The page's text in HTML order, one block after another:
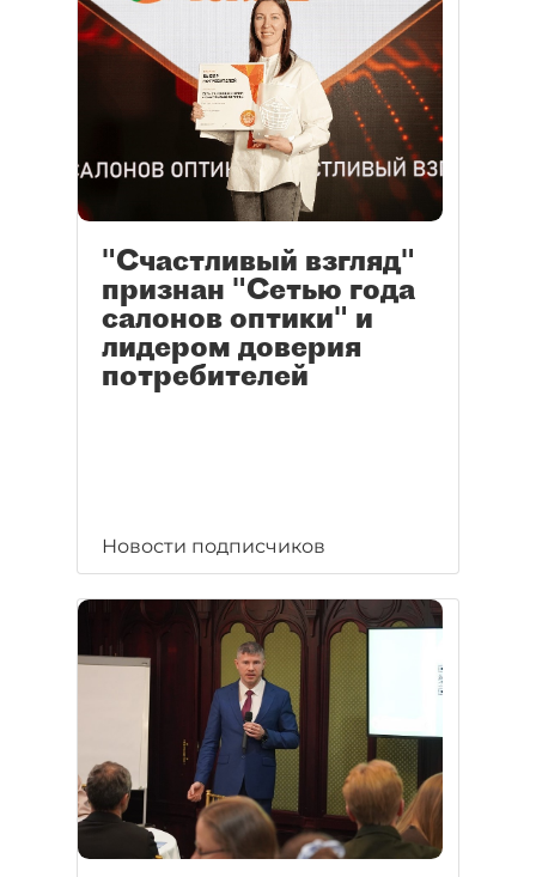
"Счастливый взгляд"
признан "Сетью года
салонов оптики" и
лидером доверия
потребителей
Новости подписчиков